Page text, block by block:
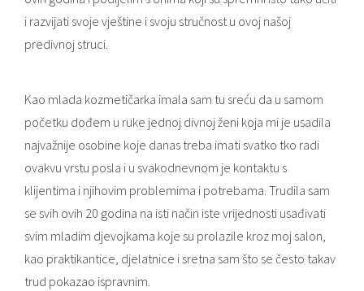
i razvijati svoje vještine i svoju stručnost u ovoj našoj
predivnoj struci.
Kao mlada kozmetičarka imala sam tu sreću da u samom
početku dođem u ruke jednoj divnoj ženi koja mi je usadila
najvažnije osobine koje danas treba imati svatko tko radi
ovakvu vrstu posla i u svakodnevnom je kontaktu s
klijentima i njihovim problemima i potrebama. Trudila sam
se svih ovih 20 godina na isti način iste vrijednosti usađivati
svim mladim djevojkama koje su prolazile kroz moj salon,
kao praktikantice, djelatnice i sretna sam što se često takav
trud pokazao ispravnim.